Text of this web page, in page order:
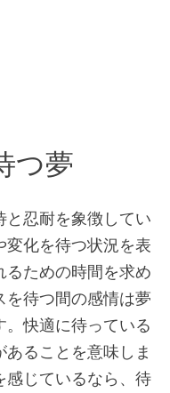
つ夢
忍耐を象徴してい
変化を待つ状況を表
るための時間を求め
を待つ間の感情は夢
快適に待っている
ることを意味しま
感じているなら、待